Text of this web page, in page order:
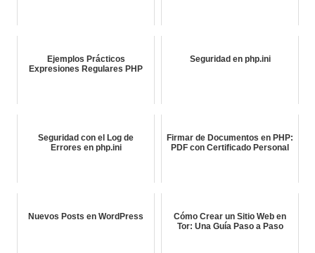
Ejemplos Prácticos
Expresiones Regulares PHP
Seguridad en php.ini
Seguridad con el Log de
Errores en php.ini
Firmar de Documentos en PHP:
PDF con Certificado Personal
Nuevos Posts en WordPress
Cómo Crear un Sitio Web en
Tor: Una Guía Paso a Paso